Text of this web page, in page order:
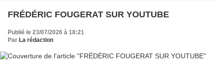
FRÉDÉRIC FOUGERAT SUR YOUTUBE
Publié le 23/07/2026 à 18:21
Par La rédaction